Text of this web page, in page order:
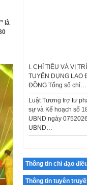
là
ĐỒNG Tổng số chỉ…
Luật Tương trợ tư
sự và Kế hoạch số
UBND ngày
UBND…
Ban hành Danh mục
thác quảng cáo trên
Kế hoạch Tổ chức
chính luận về bảo
tưởng của Đảng…
Thông tin chỉ đạo
Thông tin tuyên